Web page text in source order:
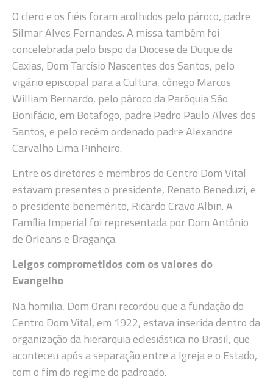
O clero e os fiéis foram acolhidos pelo pároco, padre
Silmar Alves Fernandes. A missa também foi
concelebrada pelo bispo da Diocese de Duque de
Caxias, Dom Tarcísio Nascentes dos Santos, pelo
vigário episcopal para a Cultura, cônego Marcos
William Bernardo, pelo pároco da Paróquia São
Bonifácio, em Botafogo, padre Pedro Paulo Alves dos
Santos, e pelo recém ordenado padre Alexandre
Carvalho Lima Pinheiro.
Entre os diretores e membros do Centro Dom Vital
estavam presentes o presidente, Renato Beneduzi, e
o presidente benemérito, Ricardo Cravo Albin. A
Família Imperial foi representada por Dom Antônio
de Orleans e Bragança.
Leigos comprometidos com os valores do
Evangelho
Na homilia, Dom Orani recordou que a fundação do
Centro Dom Vital, em 1922, estava inserida dentro da
organização da hierarquia eclesiástica no Brasil, que
aconteceu após a separação entre a Igreja e o Estado,
com o fim do regime do padroado.